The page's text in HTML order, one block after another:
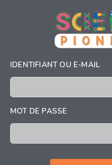
IDENTIFIANT OU E-MAIL
MOT DE PASSE